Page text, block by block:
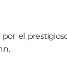
por el